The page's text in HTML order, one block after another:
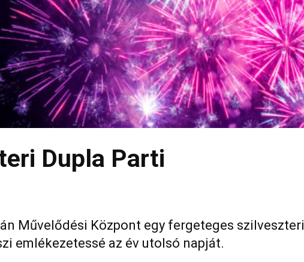
Dupla Parti
Művelődési Központ egy fergeteges szilveszteri
emlékezetessé az év utolsó napját.